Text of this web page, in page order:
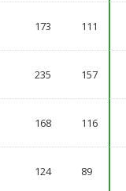
173 111
235 157
168 116
124 89